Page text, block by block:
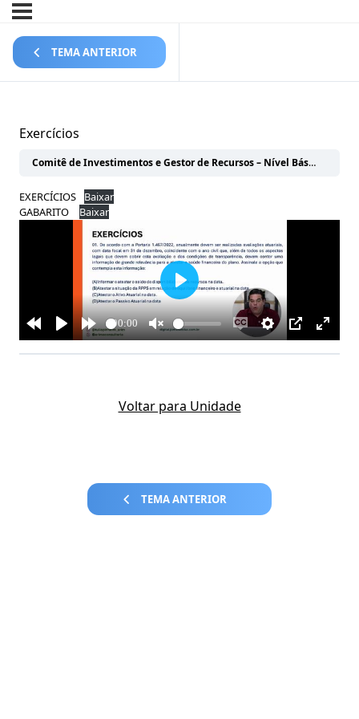
TEMA ANTERIOR
Exercícios
Comitê de Investimentos e Gestor de Recursos – Nível Básico
EXERCÍCIOS
Baixar
GABARITO
Baixar
TEMA ANTERIOR
Voltar para Unidade